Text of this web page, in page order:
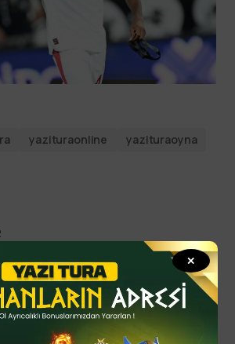
✕
yazituraonline
yazituraoyna